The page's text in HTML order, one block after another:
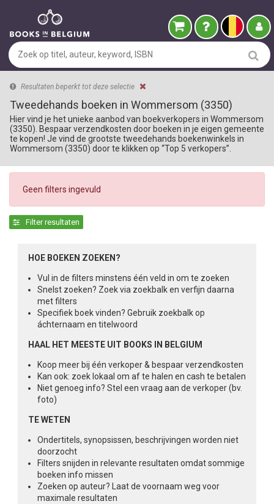
Resultaten beperkt tot deze selectie
Tweedehands boeken in Wommersom (3350)
Hier vind je het unieke aanbod van boekverkopers in Wommersom
(3350). Bespaar verzendkosten door boeken in je eigen gemeente
te kopen! Je vind de grootste tweedehands boekenwinkels in
Wommersom (3350) door te klikken op “Top 5 verkopers”.
Geen filters ingevuld
Filter resultaten
HOE BOEKEN ZOEKEN?
Vul in de filters minstens één veld in om te zoeken
Snelst zoeken? Zoek via zoekbalk en verfijn daarna
met filters
Specifiek boek vinden? Gebruik zoekbalk op
áchternaam en titelwoord
HAAL HET MEESTE UIT BOOKS IN BELGIUM
Koop meer bij één verkoper & bespaar verzendkosten
Kan ook: zoek lokaal om af te halen en cash te betalen
Niet genoeg info? Stel een vraag aan de verkoper (bv.
foto)
TE WETEN
Ondertitels, synopsissen, beschrijvingen worden niet
doorzocht
Filters snijden in relevante resultaten omdat sommige
boeken info missen
Zoeken op auteur? Laat de voornaam weg voor
maximale resultaten